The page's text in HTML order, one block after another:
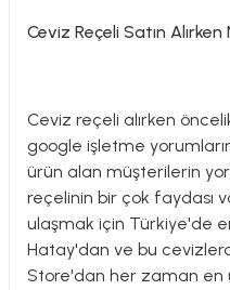
Ceviz Reçeli Satın
Ceviz reçeli alırken
google işletme
ürün alan müşterilerin
reçelinin bir çok faydası
ulaşmak için Türkiye'de
Hatay'dan ve bu
Store'dan her zaman